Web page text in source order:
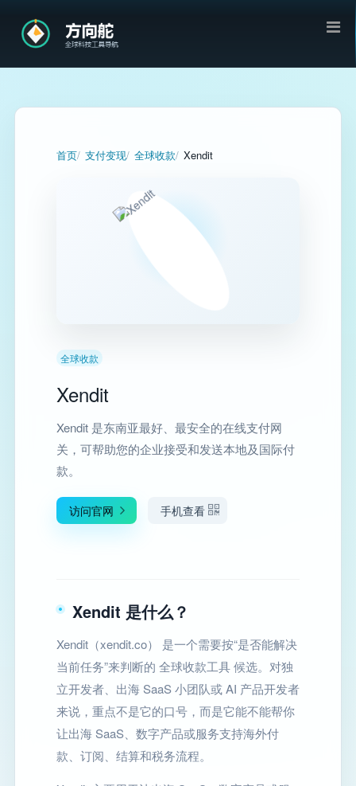
首页 支付变现 全球收款 Xendit
全球收款
Xendit
Xendit 是东南亚最好、最安全的在线支付网
关，可帮助您的企业接受和发送本地及国际付
款。
访问官网 手机查看
Xendit 是什么？
Xendit（xendit.co） 是一个需要按“是否能解决
当前任务”来判断的 全球收款工具 候选。对独
立开发者、出海 SaaS 小团队或 AI 产品开发者
来说，重点不是它的口号，而是它能不能帮你
让出海 SaaS、数字产品或服务支持海外付
款、订阅、结算和税务流程。